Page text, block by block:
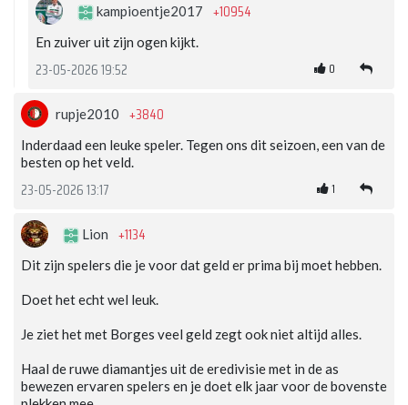
kampioentje2017 +10954
En zuiver uit zijn ogen kijkt.
23-05-2026 19:52 0
rupje2010 +3840
Inderdaad een leuke speler. Tegen ons dit seizoen, een van de
besten op het veld.
23-05-2026 13:17 1
Lion +1134
Dit zijn spelers die je voor dat geld er prima bij moet hebben.
Doet het echt wel leuk.
Je ziet het met Borges veel geld zegt ook niet altijd alles.
Haal de ruwe diamantjes uit de eredivisie met in de as
bewezen ervaren spelers en je doet elk jaar voor de bovenste